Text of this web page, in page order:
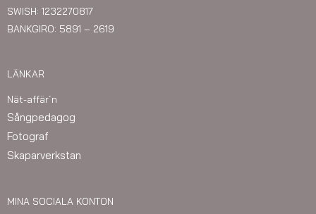
SWISH: 1232270817
BANKGIRO: 5891 – 2619
LÄNKAR
Nät-affär´n
Sångpedagog
Fotograf
Skaparverkstan
MINA SOCIALA KONTON